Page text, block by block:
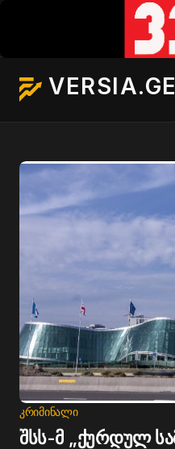
VERSIA.GE
ᲙᲠᲘᲛᲘᲜᲐᲚᲘ
შსს-მ „ქურდულ